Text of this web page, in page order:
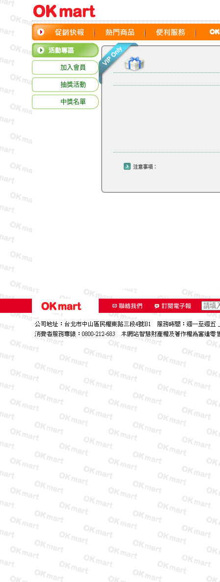
加入會員
抽獎活動
中獎名單
注意事項：